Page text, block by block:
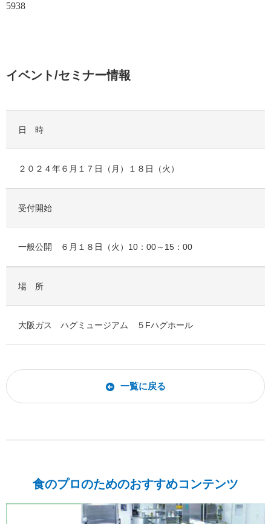
5938
イベント/セミナー情報
日 時
２０２４年６月１７日（月）１８日（火）
受付開始
一般公開 ６月１８日（火）10：00～15：00
場 所
大阪ガス ハグミュージアム ５Fハグホール
一覧に戻る
食のプロのためのおすすめコンテンツ